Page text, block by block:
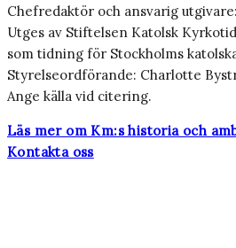
Chefredaktör och ansvarig
Utges av Stiftelsen Katolsk
som tidning för Stockholms
Styrelseordförande: Charlotte
Ange källa vid citering.
Läs mer om Km:s historia och
Kontakta oss